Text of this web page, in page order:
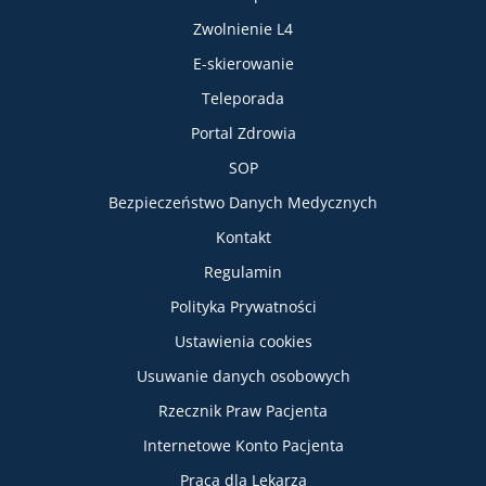
Zwolnienie L4
E-skierowanie
Teleporada
Portal Zdrowia
SOP
Bezpieczeństwo Danych Medycznych
Kontakt
Regulamin
Polityka Prywatności
Ustawienia cookies
Usuwanie danych osobowych
Rzecznik Praw Pacjenta
Internetowe Konto Pacjenta
Praca dla Lekarza